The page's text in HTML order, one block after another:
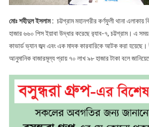
মোঃ শহীদুল ইসলাম : চট্টগ্রাম মহানগরীর কর্ণফুলী থানা এলাকায়
হাজার ৬৬০ পিস ইয়াবা উদ্ধার করেছে র‌্যাব-৭, চট্টগ্রাম। এ
কাভার্ড ভ্যান জব্দ এবং এক মাদক কারবারিকে আটক করা হয়েছে।
আনুমানিক বাজারমূল্য প্রায় ৭০ লাখ ৯৮ হাজার টাকা বলে